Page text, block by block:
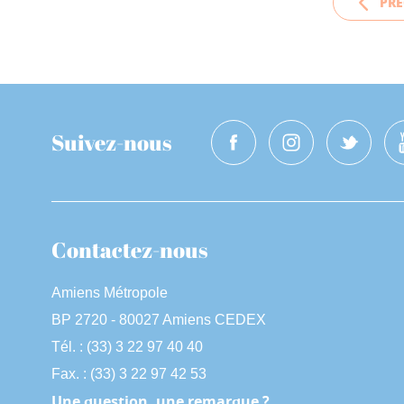
Suivez-nous
Contactez-nous
Amiens Métropole
BP 2720 - 80027 Amiens CEDEX
Tél. : (33) 3 22 97 40 40
Fax. : (33) 3 22 97 42 53